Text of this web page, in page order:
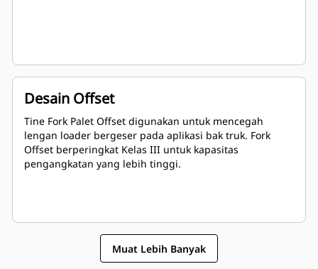
Desain Offset
Tine Fork Palet Offset digunakan untuk mencegah
lengan loader bergeser pada aplikasi bak truk. Fork
Offset berperingkat Kelas III untuk kapasitas
pengangkatan yang lebih tinggi.
Muat Lebih Banyak